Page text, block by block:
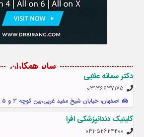
سایر همکاران
دکتر سمانه علایی
03136637175
اصفهان، خیابان شیخ مفید غربی،بین کوچه ۳ و ۵ ،ساختمان سورنا،واحد 8
کلینیک دندانپزشکی افرا
۰۳۱-۵۲۶۲۴۴۰۰